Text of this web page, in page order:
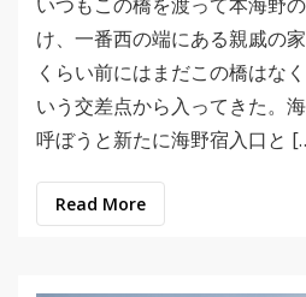
いつもこの橋を渡って本海野
け、一番西の端にある親戚の
くらい前にはまだこの橋はな
いう交差点から入ってきた。
呼ぼうと新たに海野宿入口と
Read More